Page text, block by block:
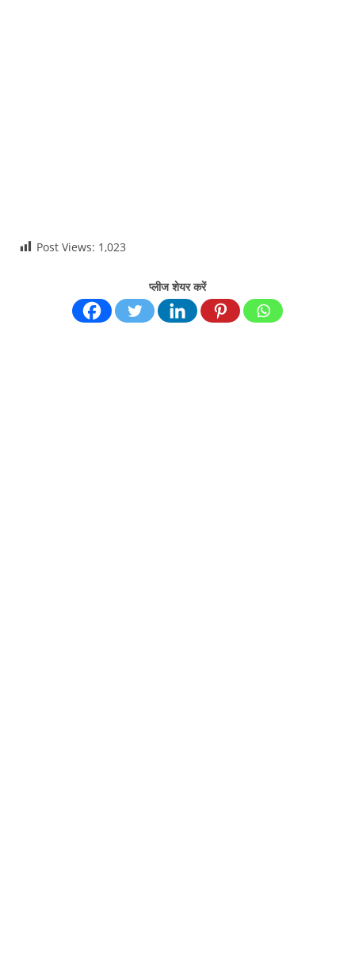
Post Views: 1,023
प्लीज शेयर करें